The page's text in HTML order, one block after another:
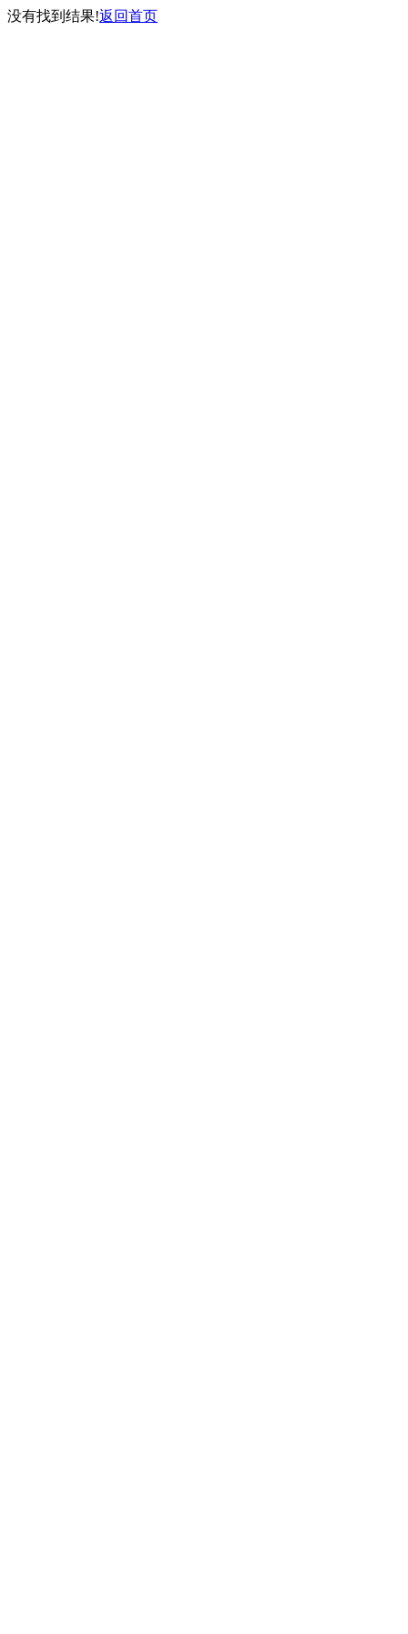
没有找到结果!返回首页